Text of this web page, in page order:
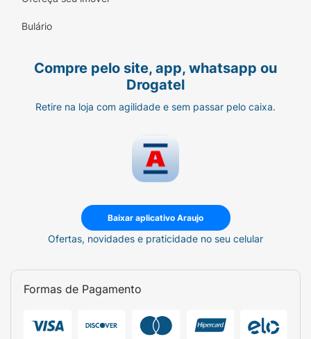
Benzyl Benzoate, CI 77891, Pigment Red 57:1,
CI 77491.
PRECAUÇÕES:
USO EXTERNO. MANTENHA
FORA DO ALCANCE DE CRIANÇAS.
com água. Suspenda o uso em caso de
sensibilização e procure um médio. Mantenha
em local arejado, ao abrigo de luz, calor e
Bulário
Compre pelo site, app, whatsapp ou
Drogatel
Retire na loja com agilidade e sem passar pelo caixa.
Baixar aplicativo Araujo
Ofertas, novidades e praticidade no seu celular
Formas de Pagamento